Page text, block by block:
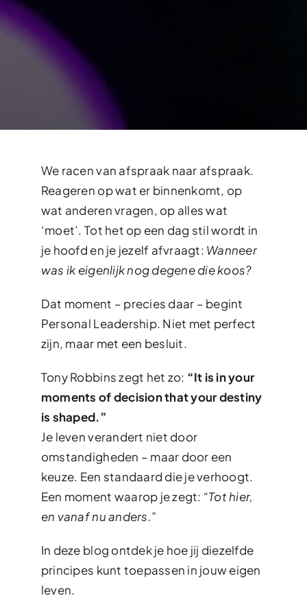
We racen van afspraak naar afspraak.
Reageren op wat er binnenkomt, op
wat anderen vragen, op alles wat
‘moet’. Tot het op een dag stil wordt in
je hoofd en je jezelf afvraagt: Wanneer
was ik eigenlijk nog degene die koos?
Dat moment – precies daar – begint
Personal Leadership. Niet met perfect
zijn, maar met een besluit.
Tony Robbins zegt het zo: “It is in your
moments of decision that your destiny
is shaped.”
Je leven verandert niet door
omstandigheden – maar door een
keuze. Een standaard die je verhoogt.
Een moment waarop je zegt: “Tot hier,
en vanaf nu anders.”
In deze blog ontdek je hoe jij diezelfde
principes kunt toepassen in jouw eigen
leven.